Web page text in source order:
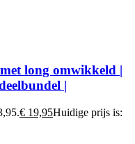
long omwikkeld |
|
€ 19,95Huidige prijs is: